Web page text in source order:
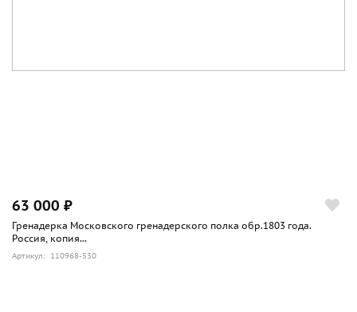
63 000 ₽
Гренадерка Московского гренадерского полка обр.1803 года.
Россия, копия...
Артикул: 110968-530